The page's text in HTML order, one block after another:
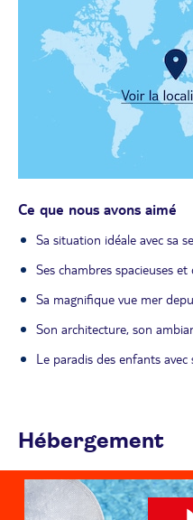
Ce que nous avons aimé
Sa situation idéale avec sa
Ses chambres spacieuses
Sa magnifique vue mer
Son architecture, son
Le paradis des enfants
Hébergement